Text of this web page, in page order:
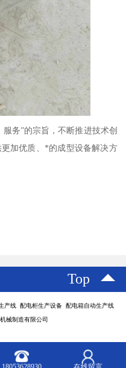
务”的宗旨，不断推进技术创
加优质、*的成型设备解决方
Top
产线 配电柜生产设备 配电箱自动生产线
械制造有限公司